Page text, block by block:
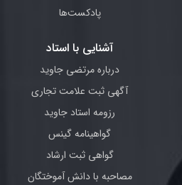
پادکست‌ها
آشنایی با استاد
درباره مرتضی جاوید
آگهی ثبت علامت تجاری
رزومه استاد جاوید
گواهینامه گینس
گواهی ثبت ارشاد
مصاحبه با دانش آموختگان